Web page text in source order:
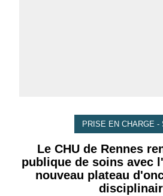
PRISE EN CHARGE -
Le CHU de Rennes
publique de soins avec
nouveau plateau